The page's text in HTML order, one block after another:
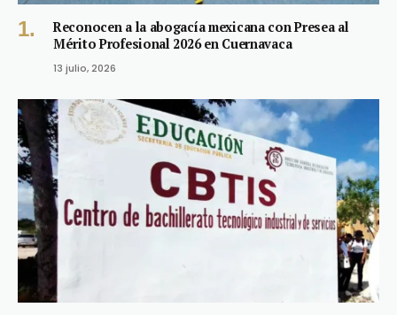
Reconocen a la abogacía mexicana con Presea al
Mérito Profesional 2026 en Cuernavaca
13 julio, 2026